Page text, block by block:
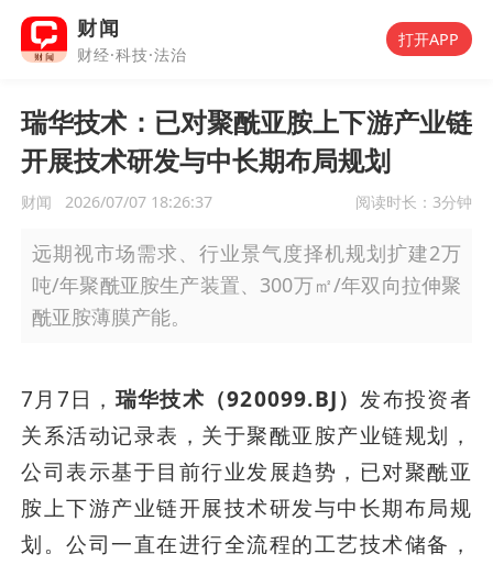
财闻
财经·科技·法治
打开APP
瑞华技术：已对聚酰亚胺上下游产业链
开展技术研发与中长期布局规划
财闻 2026/07/07 18:26:37 阅读时长： 3分钟
远期视市场需求、行业景气度择机规划扩建2万
吨/年聚酰亚胺生产装置、300万㎡/年双向拉伸聚
酰亚胺薄膜产能。
7月7日， 瑞华技术（920099.BJ）发布投资者
关系活动记录表，关于聚酰亚胺产业链规划，
公司表示基于目前行业发展趋势，已对聚酰亚
胺上下游产业链开展技术研发与中长期布局规
划。公司一直在进行全流程的工艺技术储备，